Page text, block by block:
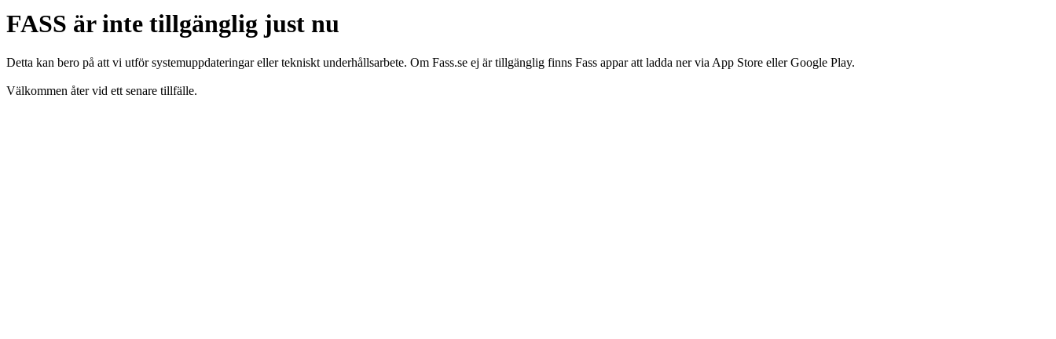
FASS är inte tillgänglig just nu
Detta kan bero på att vi utför systemuppdateringar eller tekniskt underhållsarbete. Om Fass.se ej är tillgänglig finns Fass appar att ladda ner via App Store eller Google Play.
Välkommen åter vid ett senare tillfälle.